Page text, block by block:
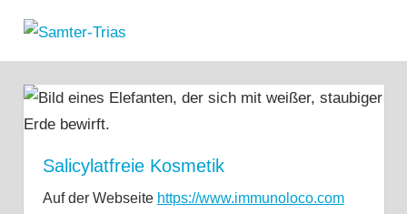
Inhalt
springen
Asthma,
und
Unverträglichkeit
Salicylatfreie Kosmetik
Auf der Webseite https://www.immunoloco.com